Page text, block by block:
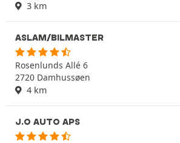
3 km
ASLAM/BILMASTER
Rosenlunds Allé 6
2720 Damhussøen
4 km
J.O AUTO APS